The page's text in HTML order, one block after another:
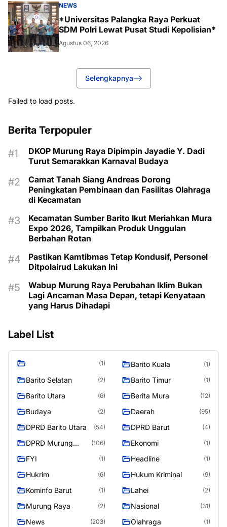
NEWS
*Universitas Palangka Raya Perkuat
SDM Polri Lewat Pusat Studi Kepolisian*
Agustus 06, 2026
Selengkapnya
Failed to load posts.
Berita Terpopuler
DKOP Murung Raya Dipimpin Jayadie Y. Dadi
Turut Semarakkan Karnaval Budaya
Camat Tanah Siang Andreas Dorong
Peningkatan Pembinaan dan Fasilitas Olahraga
di Kecamatan
Kecamatan Sumber Barito Ikut Meriahkan Mura
Expo 2026, Tampilkan Produk Unggulan
Berbahan Rotan
Pastikan Kamtibmas Tetap Kondusif, Personel
Ditpolairud Lakukan Ini
Wabup Murung Raya Perubahan Iklim Bukan
Lagi Ancaman Masa Depan, tetapi Kenyataan
yang Harus Dihadapi
Label List
(1) Barito Kuala (1)
Barito Selatan (2) Barito Timur (1)
Barito Utara (6) Berita Mura (12)
Budaya (2) Daerah (95)
DPRD Barito Utara (54) DPRD Barut (4)
DPRD Murung
Raya
(106) Ekonomi (1)
FYI (1) Headline (1)
Hukrim (6) Hukum Kriminal (9)
Kominfo Barut (1) Lahei (2)
Murung Raya (2) Nasional (31)
News (203) Olahraga (1)